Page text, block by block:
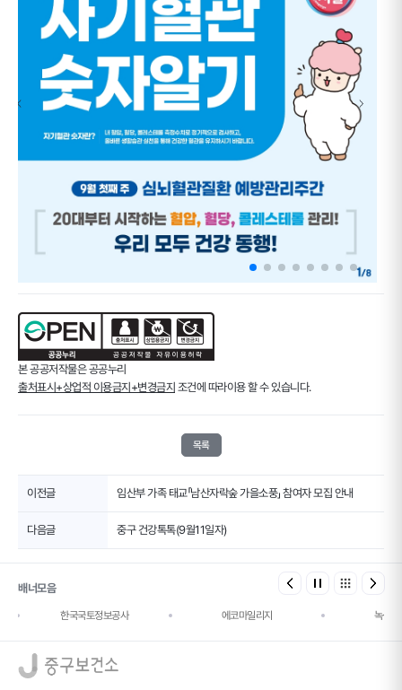
본 공공저작물은 공공누리
출처표시+상업적 이용금지+변경금지 조건에 따라이용 할 수 있습니다.
목록
이전글 임산부 가족 태교「남산자락숲 가을소풍」 참여자 모집 안내
다음글 중구 건강톡톡(9월11일자)
배너모음
한국국토정보공사 에코마일리지 녹색건